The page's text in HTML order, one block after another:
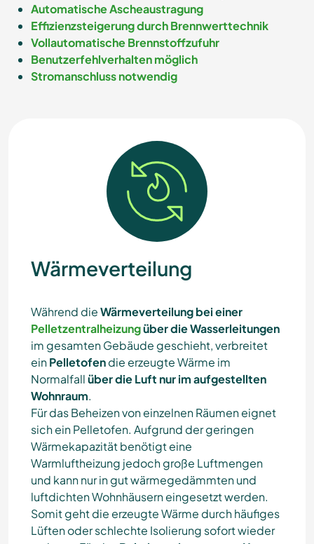
Automatische Ascheaustragung
Effizienzsteigerung durch Brennwerttechnik
Vollautomatische Brennstoffzufuhr
Benutzerfehlverhalten möglich
Stromanschluss notwendig
Wärmeverteilung
Während dieWärmeverteilung bei einer
Pelletzentralheizungüber die Wasserleitungen
im gesamten Gebäude geschieht, verbreitet
einPelletofendie erzeugte Wärme im
Normalfallüber die Luft nur im aufgestellten
Wohnraum.
Für das Beheizen von einzelnen Räumen eignet
sich ein Pelletofen. Aufgrund der geringen
Wärmekapazität benötigt eine
Warmluftheizung jedoch große Luftmengen
und kann nur in gut wärmegedämmten und
luftdichten Wohnhäusern eingesetzt werden.
Somit geht die erzeugte Wärme durch häufiges
Lüften oder schlechte Isolierung sofort wieder